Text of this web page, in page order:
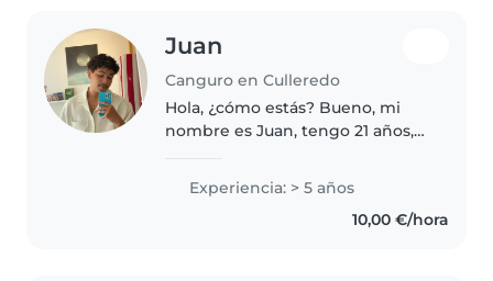
Juan
Canguro en Culleredo
Hola, ¿cómo estás? Bueno, mi
nombre es Juan, tengo 21 años,
español, si hay algo que me
encanta hacer es cuidar niños,
tengo 5 sobrinos y ayudé a
Experiencia: > 5 años
10,00 €/hora